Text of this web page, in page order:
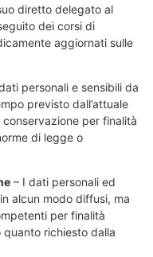
diretto delegato al
dei corsi di
aggiornati sulle
personali e sensibili da
previsto dall’attuale
per finalità
di legge o
– I dati personali ed
alcun modo diffusi, ma
per finalità
richiesto dalla